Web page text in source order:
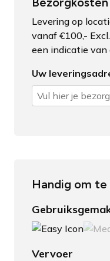
Levering op
vanaf €100,-
een indicatie van
Uw
Handig om
Vervoer